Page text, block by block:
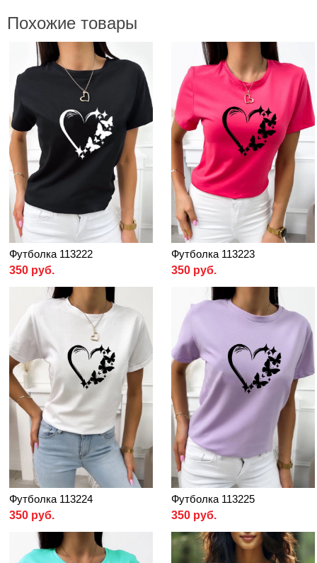
Похожие товары
Футболка 113222
350 руб.
Футболка 113223
350 руб.
Футболка 113224
350 руб.
Футболка 113225
350 руб.